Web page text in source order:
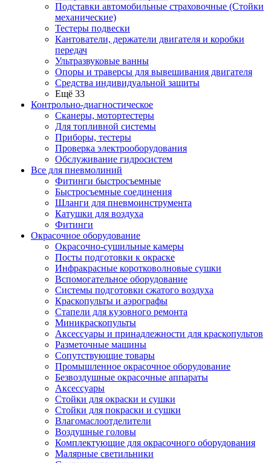
Подставки автомобильные страховочные (Стойки
механические)
Тестеры подвески
Кантователи, держатели двигателя и коробки
передач
Ультразвуковые ванны
Опоры и траверсы для вывешивания двигателя
Средства индивидуальной защиты
Ещё 33
Контрольно-диагностическое
Сканеры, мотортестеры
Для топливной системы
Приборы, тестеры
Проверка электрооборудования
Обслуживание гидросистем
Все для пневмолиний
Фитинги быстросъемные
Быстросъемные соединения
Шланги для пневмоинструмента
Катушки для воздуха
Фитинги
Окрасочное оборудование
Окрасочно-сушильные камеры
Посты подготовки к окраске
Инфракрасные коротковолновые сушки
Вспомогательное оборудование
Системы подготовки сжатого воздуха
Краскопульты и аэрографы
Стапели для кузовного ремонта
Миникраскопульты
Аксессуары и принадлежности для краскопультов
Разметочные машины
Сопутствующие товары
Промышленное окрасочное оборудование
Безвоздушные окрасочные аппараты
Аксессуары
Стойки для окраски и сушки
Стойки для покраски и сушки
Влагомаслоотделители
Воздушные головы
Комплектующие для окрасочного оборудования
Малярные светильники